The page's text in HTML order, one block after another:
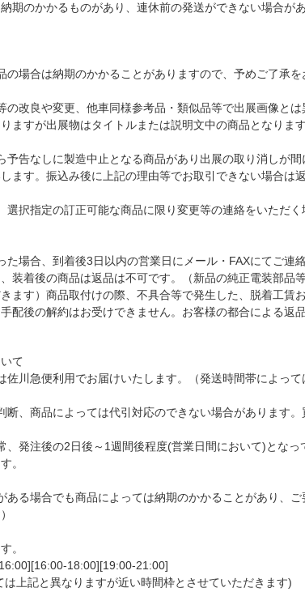
期のかかるものがあり、連休前の発送ができない場合があ
の場合は納期のかかることがありますので、予めご了承を
の改良や変更、他車同様参考品・類似品等で出展画像と
ますが出展物はタイトルまたは説明文中の商品となりま
予告なしに製造中止となる商品があり出展の取り消しが
ます。振込み後に上記の理由等でお取引できない場合は
選択指定の訂正可能な商品に限り変更等の連絡をいただ
た場合、到着後3日以内の営業日にメール・FAXにてご
装着後の商品は返品は不可です。（新品の純正電装部
ます）商品取付けの際、不具合等で発生した、脱着工
配後の解約はお受けできません。お客様の都合による返
て
佐川急便利用でお届けいたします。（発送時間帯によっ
断、商品によっては代引対応のできない場合があります
、発注後の2日後～1週間後程度(営業日間において)とな
。
ある場合でも商品によっては納期のかかることがあり、
。
18:00][19:00-21:00]
は上記と異なりますが近い時間枠とさせていただきます)